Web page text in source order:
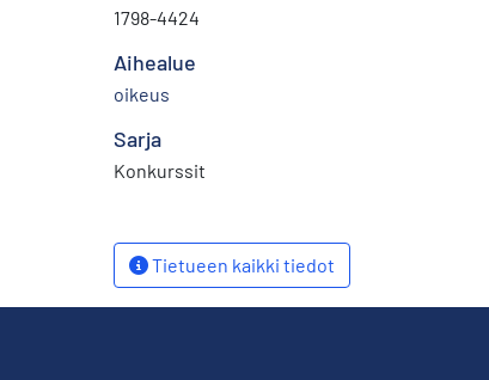
1798-4424
Aihealue
oikeus
Sarja
Konkurssit
Tietueen kaikki tiedot